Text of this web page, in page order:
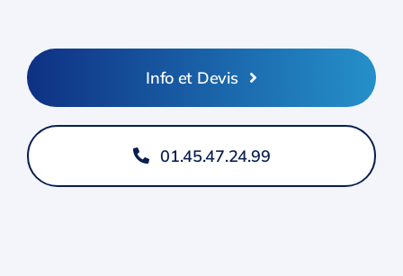
Info et Devis
01.45.47.24.99